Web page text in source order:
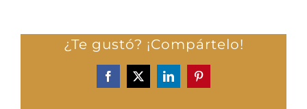
¿Te gustó? ¡Compártelo!
Facebook
X LinkedInPinterest